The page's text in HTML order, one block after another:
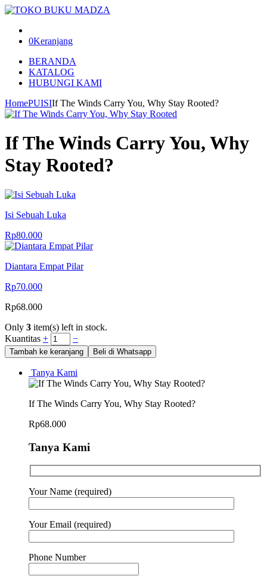
0Keranjang
BERANDA
KATALOG
HUBUNGI KAMI
HomePUISIIf The Winds Carry You, Why Stay Rooted?
If The Winds Carry You, Why
Stay Rooted?
Isi Sebuah Luka
Rp80.000
Diantara Empat Pilar
Rp70.000
Rp68.000
Only 3 item(s) left in stock.
Kuantitas + −
Tambah ke keranjang Beli di Whatsapp
Tanya Kami
If The Winds Carry You, Why Stay Rooted?
Rp68.000
Tanya Kami
Your Name (required)
Your Email (required)
Phone Number